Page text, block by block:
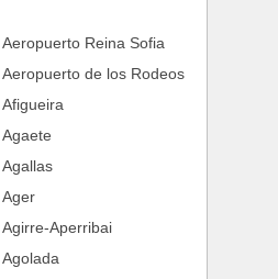
Reina Sofia
de los Rodeos
Aperribai